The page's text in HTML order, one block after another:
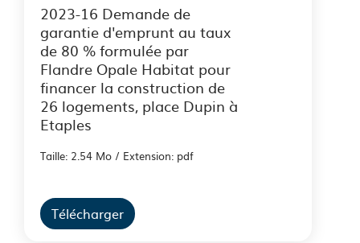
2023-16 Demande de
garantie d'emprunt au taux
de 80 % formulée par
Flandre Opale Habitat pour
financer la construction de
26 logements, place Dupin à
Etaples
Taille: 2.54 Mo / Extension: pdf
Télécharger